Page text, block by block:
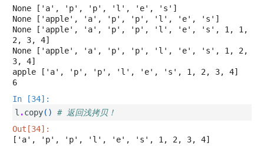
None ['a', 'p', 'p', 'l', 'e', 's']
None ['apple', 'a', 'p', 'p', 'l', 'e', 's']
None ['apple', 'a', 'p', 'p', 'l', 'e', 's', 1, 1,
2, 3, 4]
None ['apple', 'a', 'p', 'p', 'l', 'e', 's', 1, 2,
3, 4]
apple ['a', 'p', 'p', 'l', 'e', 's', 1, 2, 3, 4]
In [34]:
l .copy()
# 返回浅拷贝！
Out[34]:
['a', 'p', 'p', 'l', 'e', 's', 1, 2, 3, 4]